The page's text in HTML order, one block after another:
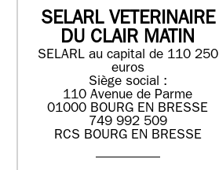
SELARL VETERINAIRE
DU CLAIR MATIN
SELARL au capital de 110 250
euros
Siège social :
110 Avenue de Parme
01000 BOURG EN BRESSE
749 992 509
RCS BOURG EN BRESSE